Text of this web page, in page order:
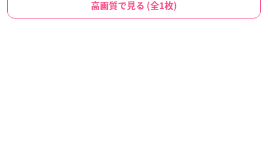
高画質で見る (全1枚)